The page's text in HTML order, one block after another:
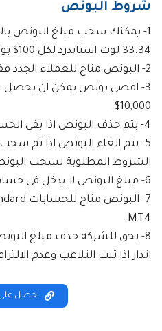
شروط البونص
1- يمكنك سحب مبلغ البونص
33.34 لوت استاندرد لكل 100$ بونص.
2- البونص متاح للعملاء الجدد فقط.
3- اقصى بونص يمكن ان يحصل
10,000$.
4- يتم حذف البونص اذا بقى الحساب خامد لمدة 30 يوما.
5- يتم الغاء البونص اذا تم سحب
الشروط المطلوبة لسحب
6- مبلغ البونص لا يدخل فى حساب الـ"ستوب اوت".
MT4.
8- يحق للشركة حذف مبلغ
انذار اذا ثبت التلاعب وعدم
احصل